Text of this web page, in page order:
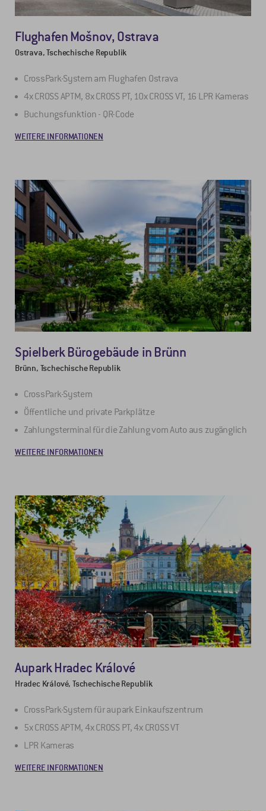
Flughafen Mošnov, Ostrava
Ostrava, Tschechische Republik
CrossPark-System am Flughafen Ostrava
4x CROSS APTM, 8x CROSS PT, 10x CROSS VT, 16 LPR Kameras
Buchungsfunktion - QR-Code
WEITERE INFORMATIONEN
Spielberk Bürogebäude in Brünn
Brünn, Tschechische Republik
CrossPark-System
Öffentliche und private Parkplätze
Zahlungsterminal für die Zahlung vom Auto aus zugänglich
WEITERE INFORMATIONEN
Aupark Hradec Králové
Hradec Králové, Tschechische Republik
CrossPark-System für aupark Einkaufszentrum
5x CROSS APTM, 4x CROSS PT, 4x CROSS VT
LPR Kameras
WEITERE INFORMATIONEN